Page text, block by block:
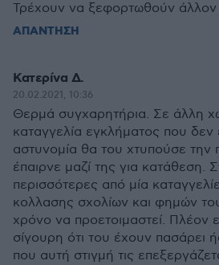
Τρέχουν να ξεφορτωθούν άλλον
ΑΠΑΝΤΗΣΗ
Κατερίνα Δ.
20.02.2021, 10:36
Θερμά συγχαρητήρια. Σε άλλη
καταγγελία εγκλήματος που δεν
αστυνομία θα του χτυπούσε την
έπαιρνε μαζί της για κατάθεση.
περισσότερες από μία
κολλασης σχολίων και φημών
χρόνο να προετοιμαστεί. Πλέον
σίγουρη ότι του έχουν πασάρει
που αυτή στιγμή τις